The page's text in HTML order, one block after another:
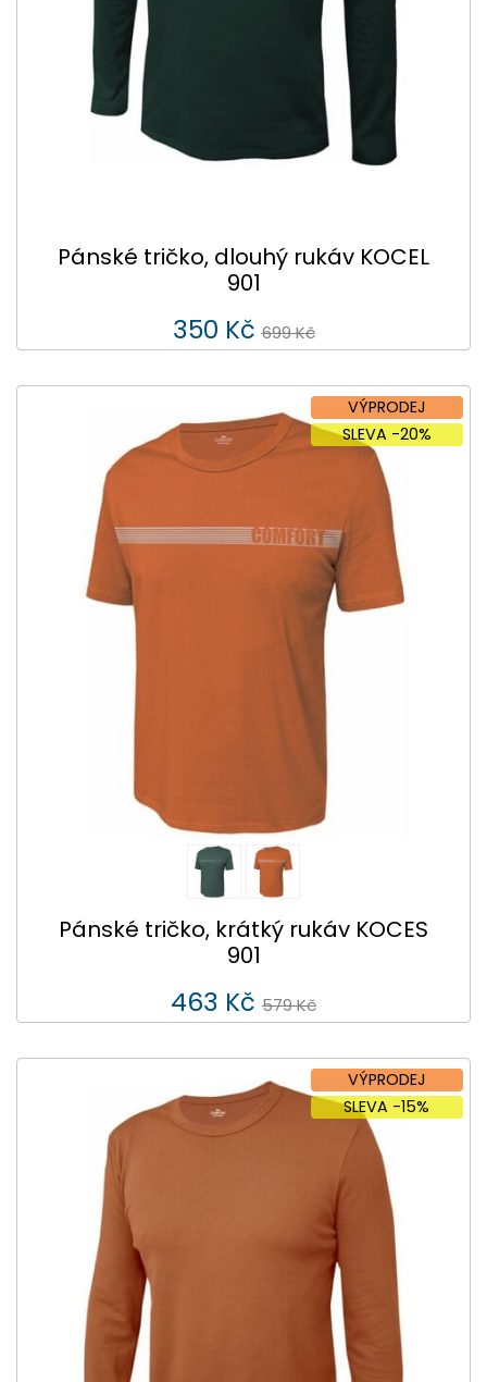
Pánské tričko, dlouhý rukáv KOCEL
901
350 Kč 699 Kč
VÝPRODEJ
SLEVA -20%
Pánské tričko, krátký rukáv KOCES
901
463 Kč 579 Kč
VÝPRODEJ
SLEVA -15%